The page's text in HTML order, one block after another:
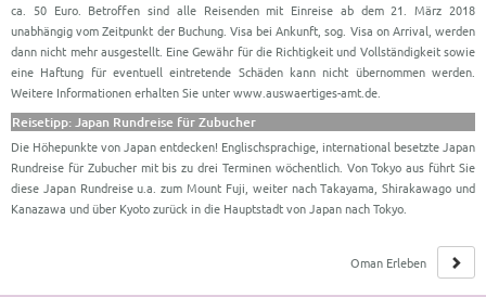
ca. 50 Euro. Betroffen sind alle Reisenden mit Einreise ab dem 21. März 2018
unabhängig vom Zeitpunkt der Buchung. Visa bei Ankunft, sog. Visa on Arrival, werden
dann nicht mehr ausgestellt. Eine Gewähr für die Richtigkeit und Vollständigkeit sowie
eine Haftung für eventuell eintretende Schäden kann nicht übernommen werden.
Weitere Informationen erhalten Sie unter www.auswaertiges-amt.de.
Reisetipp: Japan Rundreise für Zubucher
Die Höhepunkte von Japan entdecken! Englischsprachige, international besetzte Japan
Rundreise für Zubucher mit bis zu drei Terminen wöchentlich. Von Tokyo aus führt Sie
diese Japan Rundreise u.a. zum Mount Fuji, weiter nach Takayama, Shirakawago und
Kanazawa und über Kyoto zurück in die Hauptstadt von Japan nach Tokyo.
Oman Erleben